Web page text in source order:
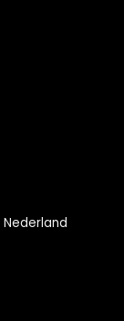
Nederland